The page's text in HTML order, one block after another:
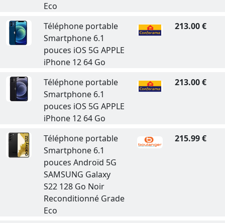
Eco
Téléphone portable
Smartphone 6.1
pouces iOS 5G APPLE
iPhone 12 64 Go
213.00 €
Téléphone portable
Smartphone 6.1
pouces iOS 5G APPLE
iPhone 12 64 Go
213.00 €
Téléphone portable
Smartphone 6.1
pouces Androïd 5G
SAMSUNG Galaxy
S22 128 Go Noir
Reconditionné Grade
Eco
215.99 €